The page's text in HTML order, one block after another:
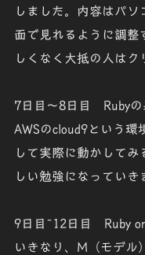
しました。内容はパ
面で見れるように調整
しくなく大抵の人はク
7日目～8日目
Rubyの
AWSのcloud9という環
して実際に動かして
しい勉強になっていき
9日目~12日目
Ruby
いきなり、M（モデル